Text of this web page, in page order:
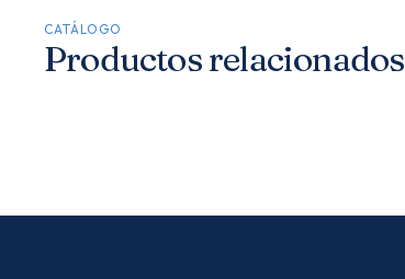
CATÁLOGO
Productos relacionados